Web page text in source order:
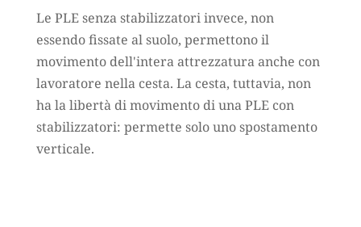
Le PLE senza stabilizzatori invece, non
essendo fissate al suolo, permettono il
movimento dell'intera attrezzatura anche con
lavoratore nella cesta. La cesta, tuttavia, non
ha la libertà di movimento di una PLE con
stabilizzatori: permette solo uno spostamento
verticale.